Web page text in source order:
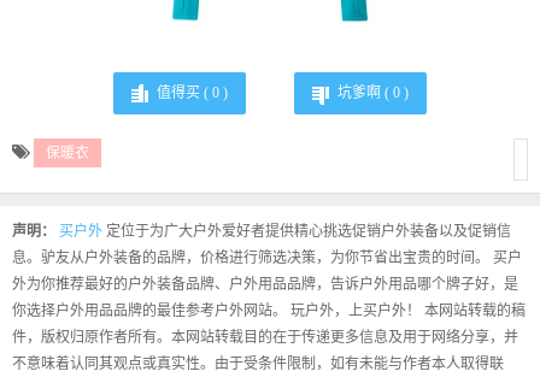
值得买 ( 0) 坑爹啊 ( 0)
保暖衣
声明： 买户外 定位于为广大户外爱好者提供精心挑选促销户外装备以及促销信
息。驴友从户外装备的品牌，价格进行筛选决策，为你节省出宝贵的时间。 买户
外为你推荐最好的户外装备品牌、户外用品品牌，告诉户外用品哪个牌子好，是
你选择户外用品品牌的最佳参考户外网站。 玩户外，上买户外！ 本网站转载的稿
件，版权归原作者所有。本网站转载目的在于传递更多信息及用于网络分享，并
不意味着认同其观点或真实性。由于受条件限制，如有未能与作者本人取得联